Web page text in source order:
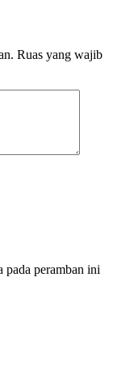
Ruas yang wajib
pada peramban ini